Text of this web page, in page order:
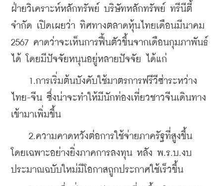
ฝ่ายวิเคราะห์หลักทรัพย์ บริษัทหลักทรัพย์ ทรีนีตี้
จำกัด เปิดเผยว่า ทิศทางตลาดหุ้นไทยเดือนมีนาคม
2567 คาดว่าจะเห็นการฟื้นตัวขึ้นจากเดือนกุมภาพันธ์
ได้ โดยมีปัจจัยหนุนอยู่หลายปัจจัย ได้แก่
1.การเริ่มต้นบังคับใช้มาตรการฟรีวีซ่าระหว่าง
ไทย-จีน ซึ่งน่าจะทำให้มีนักท่องเที่ยวชาวจีนเดินทาง
เข้ามาเพิ่มขึ้น
2.ความคาดหวังต่อการใช้จ่ายภาครัฐที่สูงขึ้น
โดยเฉพาะอย่างยิ่งภาคการลงทุน หลัง พ.ร.บ.งบ
ประมาณฉบับใหม่มีโอกาสถูกประกาศใช้เร็วขึ้น